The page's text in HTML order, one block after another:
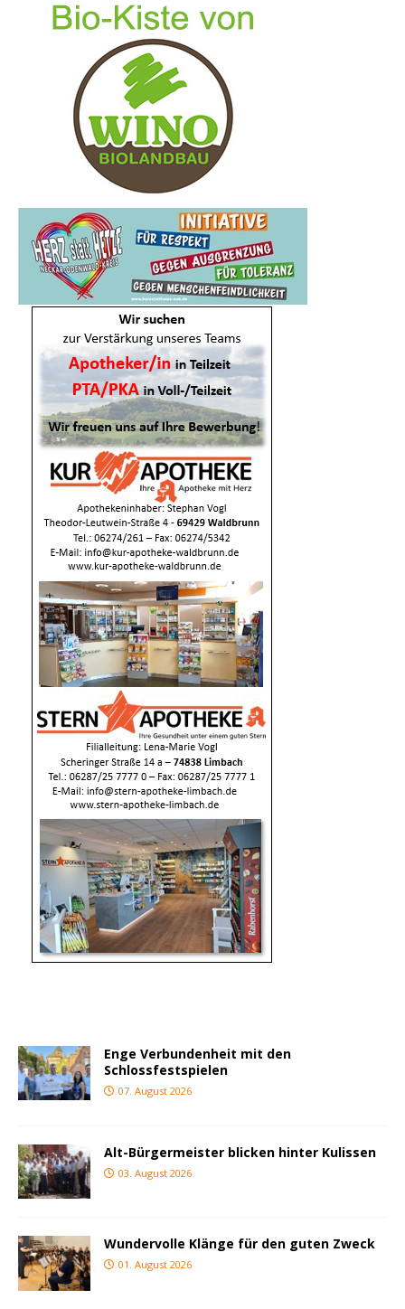
Enge Verbundenheit mit den
Schlossfestspielen
07. August 2026
Alt-Bürgermeister blicken hinter Kulissen
03. August 2026
Wundervolle Klänge für den guten Zweck
01. August 2026